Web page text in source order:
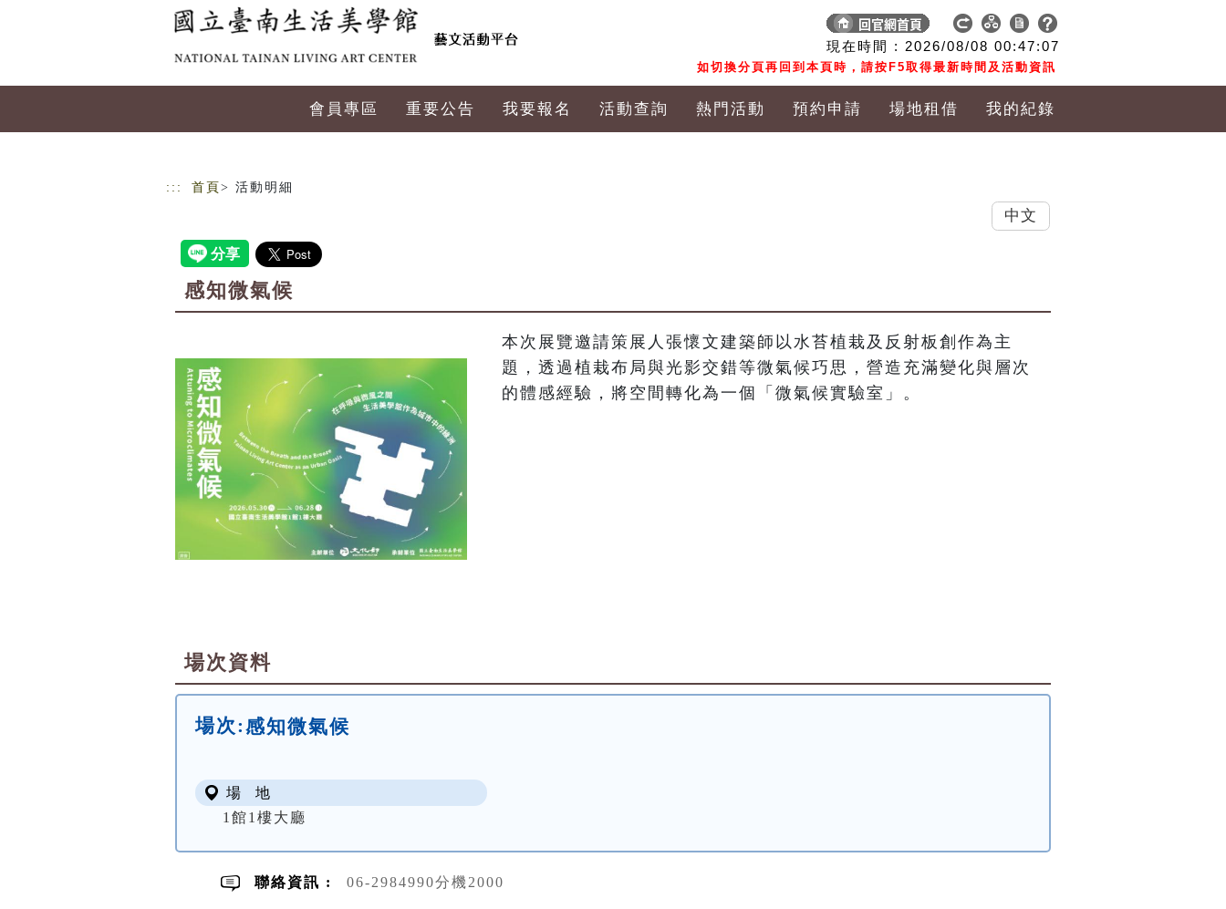
現在時間 : 2026/08/08 00:47:07
如切換分頁再回到本頁時，請按F5取得最新時間及活動資訊
會員專區 重要公告 我要報名 活動查詢 熱門活動 預約申請 場地租借 我的紀錄
::: 首頁 > 活動明細
感知微氣候
本次展覽邀請策展人張懷文建築師以水苔植栽及反射板創作為主
題，透過植栽布局與光影交錯等微氣候巧思，營造充滿變化與層次
場次資料
場次:感知微氣候
場 地
1館1樓大廳
聯絡資訊 : 06-2984990分機2000